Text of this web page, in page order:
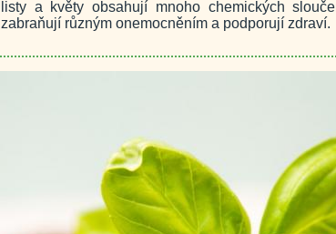
listy a květy obsahují mnoho chemických
zabraňují různým onemocněním a podporují zdraví.